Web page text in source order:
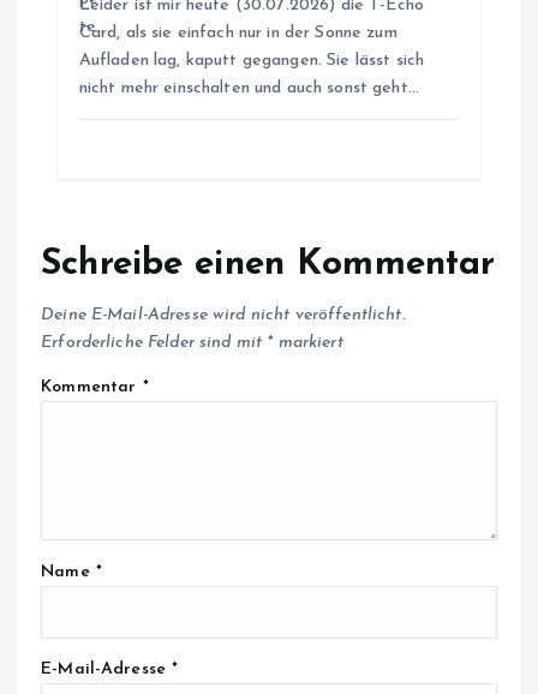
Leider ist mir heute (30.07.2026) die T-Echo
Card, als sie einfach nur in der Sonne zum
Aufladen lag, kaputt gegangen. Sie lässt sich
nicht mehr einschalten und auch sonst geht…
Schreibe einen Kommentar
Deine E-Mail-Adresse wird nicht veröffentlicht.
Erforderliche Felder sind mit *markiert
Kommentar *
Name *
E-Mail-Adresse*